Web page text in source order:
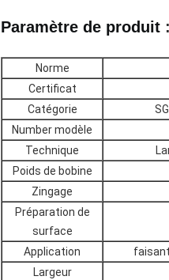
Paramètre de produit :
Norme
Certificat
Catégorie
Number modèle
Technique
Poids de bobine
Zingage
Préparation de
surface
Application
Largeur